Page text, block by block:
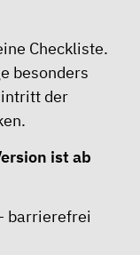
Checkliste.
besonders
der
ist ab
barrierefrei